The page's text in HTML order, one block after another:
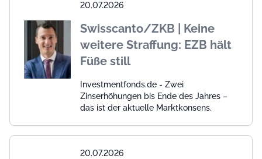
20.07.2026
Swisscanto/ZKB | Keine
weitere Straffung: EZB hält
Füße still
Investmentfonds.de - Zwei
Zinserhöhungen bis Ende des Jahres –
das ist der aktuelle Marktkonsens.
20.07.2026